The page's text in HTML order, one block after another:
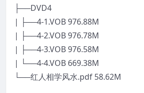
├──DVD4
| ├──4-1.VOB 976.88M
| ├──4-2.VOB 976.78M
| ├──4-3.VOB 976.58M
| └──4-4.VOB 669.38M
└──红人相学风水.pdf 58.62M